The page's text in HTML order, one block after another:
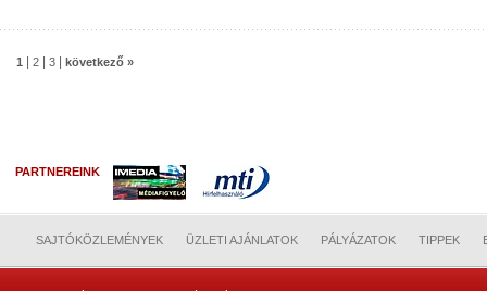
1 2 3 következő »
PARTNEREINK
SAJTÓKÖZLEMÉNYEK ÜZLETI AJÁNLATOK PÁLYÁZATOK TIPPEK